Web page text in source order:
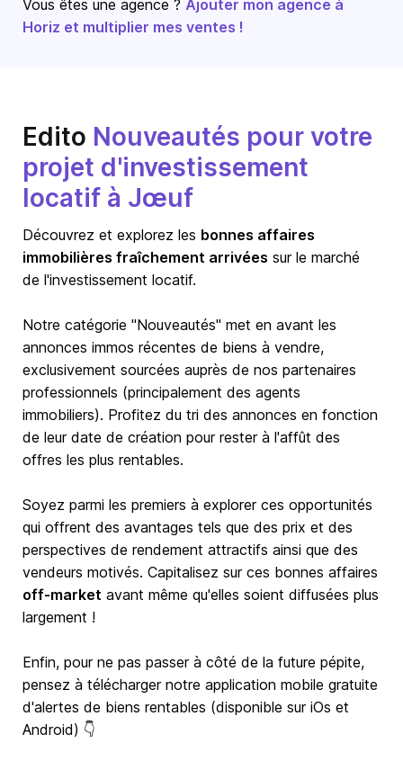
Vous êtes une agence ? Ajouter mon agence à
Horiz et multiplier mes ventes !
Edito Nouveautés pour votre
projet d'investissement
locatif à Jœuf
Découvrez et explorez les bonnes affaires
immobilières fraîchement arrivées sur le marché
de l'investissement locatif.
Notre catégorie "Nouveautés" met en avant les
annonces immos récentes de biens à vendre,
exclusivement sourcées auprès de nos partenaires
professionnels (principalement des agents
immobiliers). Profitez du tri des annonces en fonction
de leur date de création pour rester à l'affût des
offres les plus rentables.
Soyez parmi les premiers à explorer ces opportunités
qui offrent des avantages tels que des prix et des
perspectives de rendement attractifs ainsi que des
vendeurs motivés. Capitalisez sur ces bonnes affaires
off-market avant même qu'elles soient diffusées plus
largement !
Enfin, pour ne pas passer à côté de la future pépite,
pensez à télécharger notre application mobile gratuite
d'alertes de biens rentables (disponible sur iOs et
Android) 👇